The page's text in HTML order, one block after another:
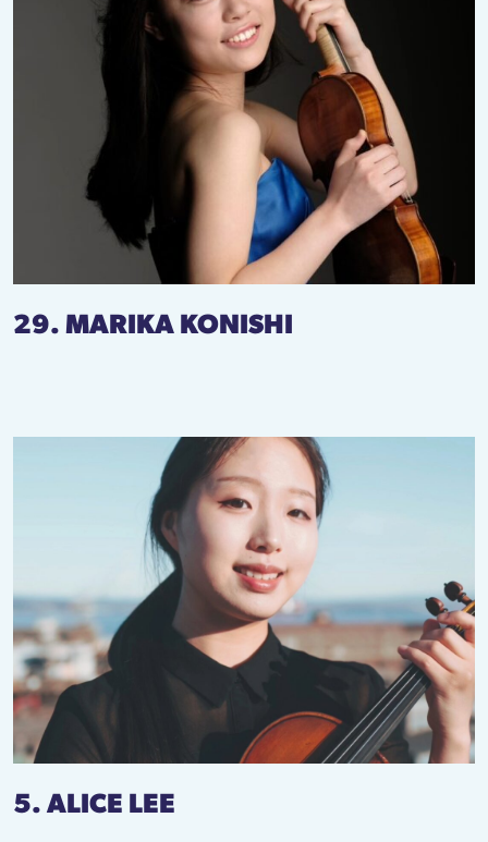
29. MARIKA KONISHI
5. ALICE LEE